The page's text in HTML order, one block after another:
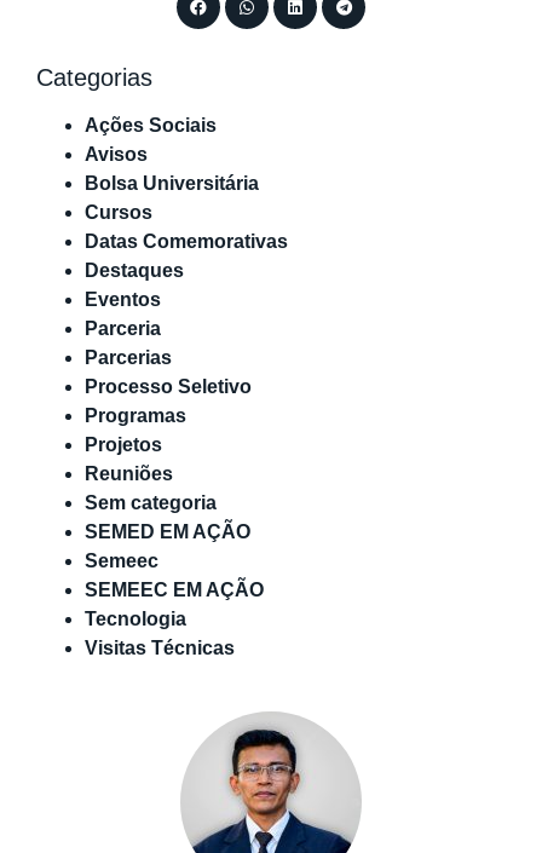
Categorias
Ações Sociais
Avisos
Bolsa Universitária
Cursos
Datas Comemorativas
Destaques
Eventos
Parceria
Parcerias
Processo Seletivo
Programas
Projetos
Reuniões
Sem categoria
SEMED EM AÇÃO
Semeec
SEMEEC EM AÇÃO
Tecnologia
Visitas Técnicas